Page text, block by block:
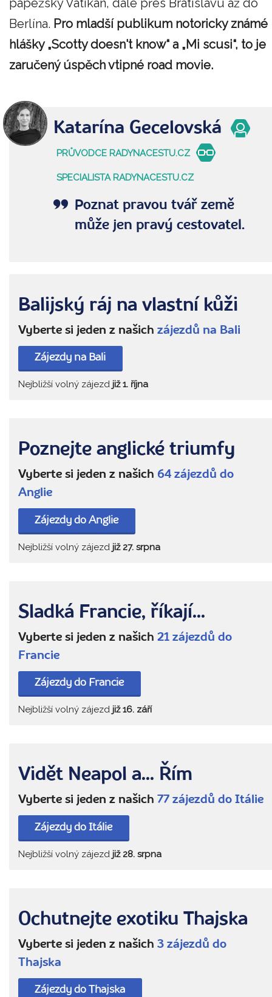
papežský Vatikán, dále přes Bratislavu až do
Berlína. Pro mladší publikum notoricky známé
hlášky „Scotty doesn't know“ a „Mi scusi“, to je
zaručený úspěch vtipné road movie.
Katarína Gecelovská
PRŮVODCE RADYNACESTU.CZ
SPECIALISTA RADYNACESTU.CZ
Poznat pravou tvář země
může jen pravý cestovatel.
Balijský ráj na vlastní kůži
Vyberte si jeden z našich zájezdů na Bali
Zájezdy na Bali
Nejbližší volný zájezd již 1. října
Poznejte anglické triumfy
Vyberte si jeden z našich 64 zájezdů do
Anglie
Zájezdy do Anglie
Nejbližší volný zájezd již 27. srpna
Sladká Francie, říkají...
Vyberte si jeden z našich 21 zájezdů do
Francie
Zájezdy do Francie
Nejbližší volný zájezd již 16. září
Vidět Neapol a... Řím
Vyberte si jeden z našich 77 zájezdů do Itálie
Zájezdy do Itálie
Nejbližší volný zájezd již 28. srpna
Ochutnejte exotiku Thajska
Vyberte si jeden z našich 3 zájezdů do
Thajska
Zájezdy do Thajska